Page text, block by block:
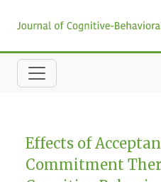
Effects of
Commitment